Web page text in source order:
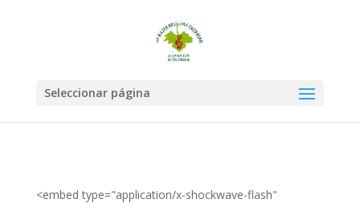
Seleccionar página
<embed type="application/x-shockwave-flash"